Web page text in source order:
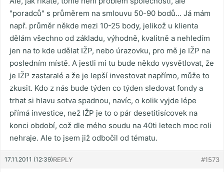
"poradců" s průměrem na smlouvu 50-90 bodů… Já mám
např. průměr někde mezi 10-25 body, jelikož u klienta
dělám všechno od základu, výhodně, kvalitně a nehledím
jen na to kde udělat IŽP, nebo úrazovku, pro mě je IŽP na
posledním místě. A jestli mi tu bude někdo vysvětlovat, že
je IŽP zastaralé a že je lepší investovat napřímo, může to
zkusit. Kdo z nás bude týden co týden sledovat fondy a
trhat si hlavu sotva spadnou, navíc, o kolik vyjde lépe
přímá investice, než IŽP je to o pár desetitisícovek na
konci období, což dle mého soudu na 40ti letech moc roli
nehraje. Ale to jsem již odbočil od tématu.
17.11.2011 (12:39) #1573
REPLY